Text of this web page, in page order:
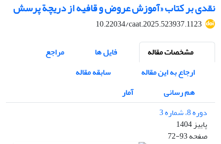
نقدی بر کتاب «آموزش عروض و قافیه از دریچة پرسش
10.22034/caat.2025.523937.1123
مشخصات مقاله
فایل ها
مراجع
ارجاع به این مقاله
سابقه مقاله
هم رسانی
آمار
دوره 8، شماره 3
پاییز 1404
صفحه72-93